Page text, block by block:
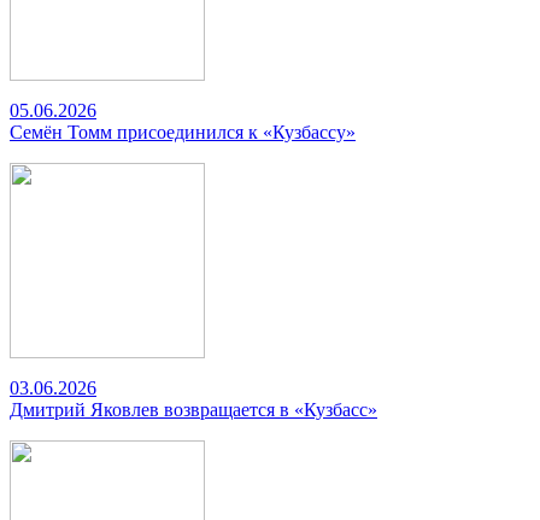
05.06.2026
Семён Томм присоединился к «Кузбассу»
03.06.2026
Дмитрий Яковлев возвращается в «Кузбасс»